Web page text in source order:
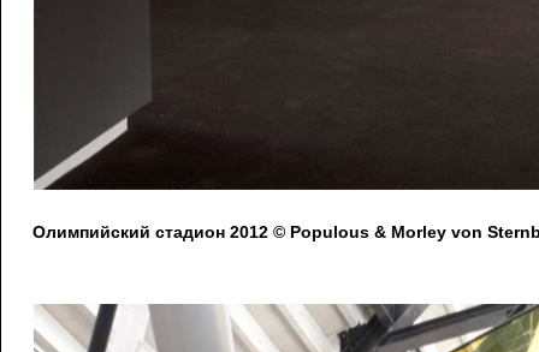
Олимпийский стадион 2012 © Populous & Morley von